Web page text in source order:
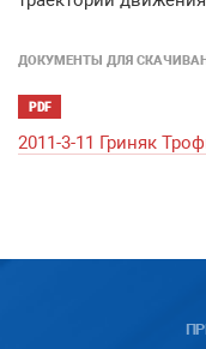
ДОКУМЕНТЫ ДЛЯ
PDF
2011-3-11 Гриняк